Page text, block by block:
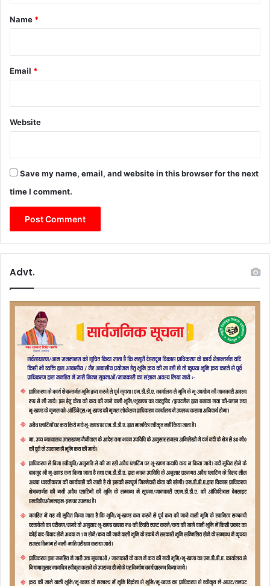
*
Name *
Email *
Website
Save my name, email, and website in this browser for the next
time I comment.
Advt.